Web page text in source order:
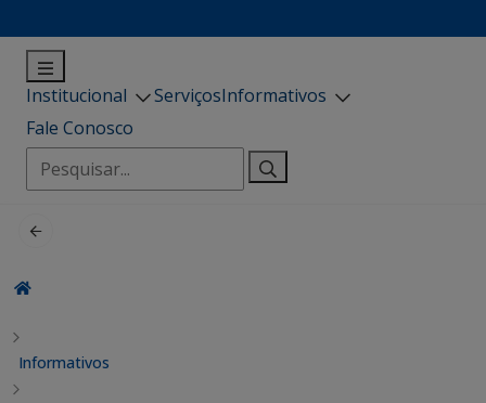
Institucional ServiçosInformativos
Fale Conosco
Pesquisar
por:
Informativos